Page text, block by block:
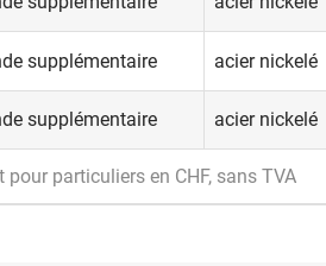
supplémentaire acier nickelé
supplémentaire acier nickelé
particuliers en CHF, sans TVA